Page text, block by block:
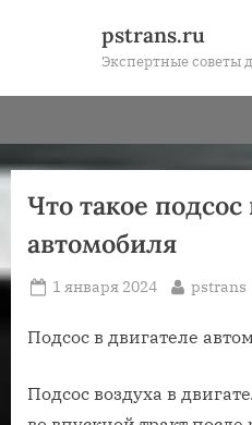
pstrans.ru
Экспертные советы
Что такое подсос
автомобиля
Posted
1 января 2024 By
pstrans
Подсос в двигателе
Подсос воздуха в